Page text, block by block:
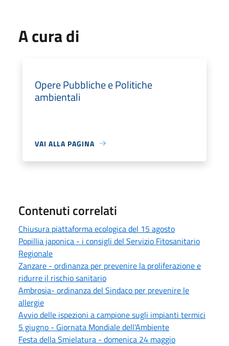
A cura di
Opere Pubbliche e Politiche
ambientali
VAI ALLA PAGINA
Contenuti correlati
Chiusura piattaforma ecologica del 15 agosto
Popillia japonica - i consigli del Servizio Fitosanitario
Regionale
Zanzare - ordinanza per prevenire la proliferazione e
ridurre il rischio sanitario
Ambrosia- ordinanza del Sindaco per prevenire le
allergie
Avvio delle ispezioni a campione sugli impianti termici
5 giugno - Giornata Mondiale dell'Ambiente
Festa della Smielatura - domenica 24 maggio